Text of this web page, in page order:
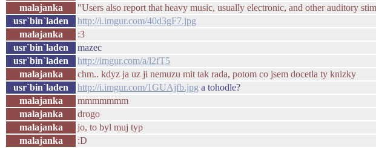
malajanka
"Users also report that heavy music, usually electronic, and other auditory
usr`bin`laden
http://i.imgur.com/40d3gF7.jpg
malajanka
:3
usr`bin`laden
mazec
usr`bin`laden
http://imgur.com/a/l2fT5
malajanka
chm.. kdyz ja uz ji nemuzu mit tak rada, potom co jsem docetla ty knizky
usr`bin`laden
http://i.imgur.com/1GUAjfb.jpg a tohodle?
malajanka
mmmmmmm
malajanka
drogo
malajanka
jo, to byl muj typ
malajanka
:D